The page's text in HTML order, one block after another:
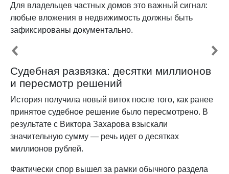
Для владельцев частных домов это важный сигнал:
любые вложения в недвижимость должны быть
зафиксированы документально.
Судебная развязка: десятки миллионов
и пересмотр решений
История получила новый виток после того, как ранее
принятое судебное решение было пересмотрено. В
результате с Виктора Захарова взыскали
значительную сумму — речь идет о десятках
миллионов рублей.
Фактически спор вышел за рамки обычного раздела